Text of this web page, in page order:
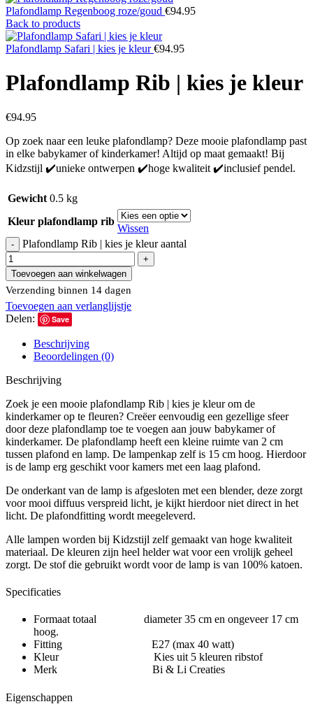
Plafondlamp Regenboog roze/goud €94.95
Back to products
Plafondlamp Safari | kies je kleur€94.95
Plafondlamp Rib | kies je kleur
€94.95
Op zoek naar een leuke plafondlamp? Deze mooie plafondlamp past
in elke babykamer of kinderkamer! Altijd op maat gemaakt! Bij
Kidzstijl ✔️unieke ontwerpen ✔️hoge kwaliteit ✔️inclusief pendel.
Gewicht 0.5 kg
Kleur plafondlamp rib
Wissen
Plafondlamp Rib | kies je kleur aantal
Toevoegen aan winkelwagen
Verzending binnen 14 dagen
Toevoegen aan verlanglijstje
Delen:
Save
Beschrijving
Beoordelingen (0)
Beschrijving
Zoek je een mooie plafondlamp Rib | kies je kleur om de
kinderkamer op te fleuren? Creëer eenvoudig een gezellige sfeer
door deze plafondlamp toe te voegen aan jouw babykamer of
kinderkamer. De plafondlamp heeft een kleine ruimte van 2 cm
tussen plafond en lamp. De lampenkap zelf is 15 cm hoog. Hierdoor
is de lamp erg geschikt voor kamers met een laag plafond.
De onderkant van de lamp is afgesloten met een blender, deze zorgt
voor mooi diffuus verspreid licht, je kijkt hierdoor niet direct in het
licht. De plafondfitting wordt meegeleverd.
Alle lampen worden bij Kidzstijl zelf gemaakt van hoge kwaliteit
materiaal. De kleuren zijn heel helder wat voor een vrolijk geheel
zorgt. De stof die gebruikt wordt voor de lamp is van 100% katoen.
Specificaties
Formaat totaal diameter 35 cm en ongeveer 17 cm
hoog.
Fitting E27 (max 40 watt)
Kleur Kies uit 5 kleuren ribstof
Merk Bi & Li Creaties
Eigenschappen